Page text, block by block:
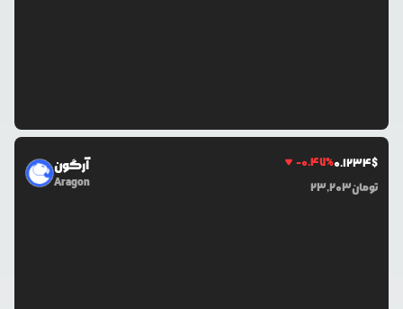
آرگون
Aragon
-0.47%0.1234$
23,203تومان